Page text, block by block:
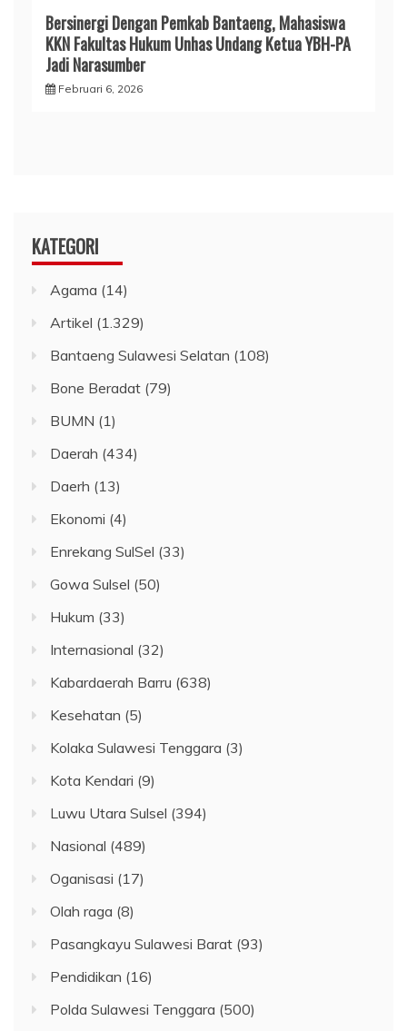
Bersinergi Dengan Pemkab Bantaeng, Mahasiswa
KKN Fakultas Hukum Unhas Undang Ketua YBH-PA
Jadi Narasumber
Februari 6, 2026
KATEGORI
Agama (14)
Artikel (1.329)
Bantaeng Sulawesi Selatan (108)
Bone Beradat (79)
BUMN (1)
Daerah (434)
Daerh (13)
Ekonomi (4)
Enrekang SulSel (33)
Gowa Sulsel (50)
Hukum (33)
Internasional (32)
Kabardaerah Barru (638)
Kesehatan (5)
Kolaka Sulawesi Tenggara (3)
Kota Kendari (9)
Luwu Utara Sulsel (394)
Nasional (489)
Oganisasi (17)
Olah raga (8)
Pasangkayu Sulawesi Barat (93)
Pendidikan (16)
Polda Sulawesi Tenggara (500)